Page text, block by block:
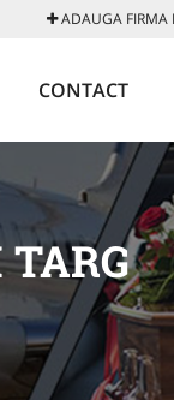
ADAUGA FIRMA
CONTACT